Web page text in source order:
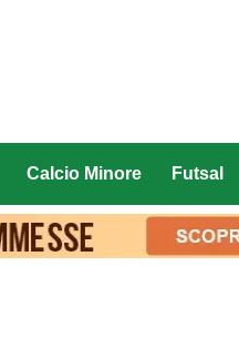
Calcio Minore Futsal